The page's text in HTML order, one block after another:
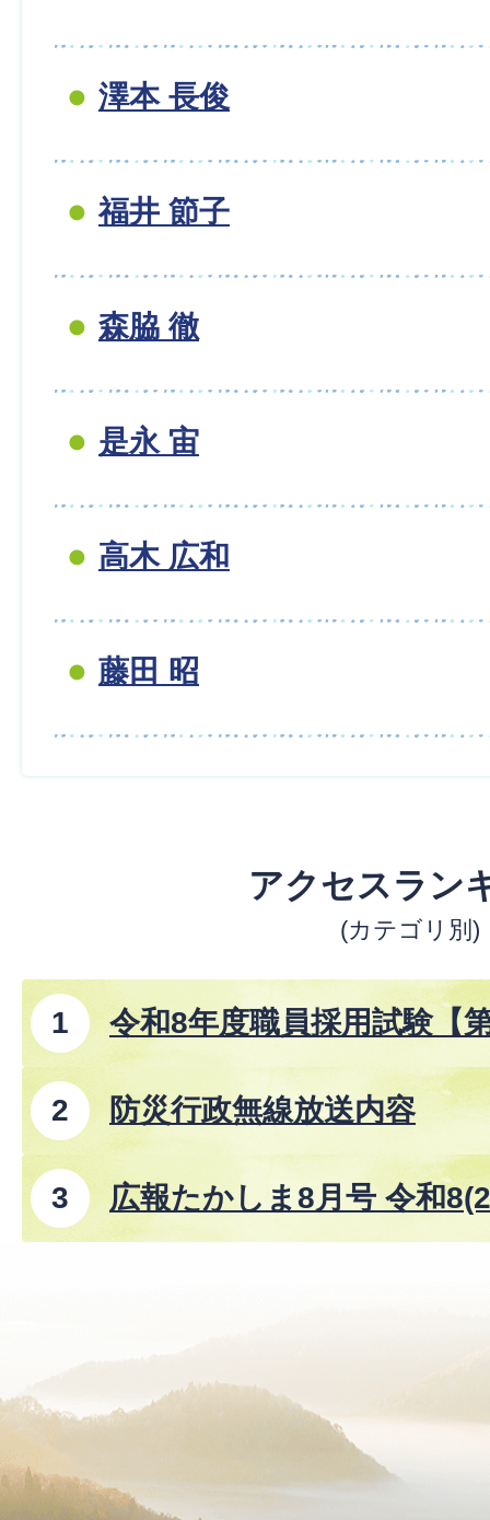
澤本 長俊
福井 節子
森脇 徹
是永 宙
高木 広和
藤田 昭
アクセスラン
(カテゴリ別)
令和8年度職員採用試験【
防災行政無線放送内容
広報たかしま8月号 令和